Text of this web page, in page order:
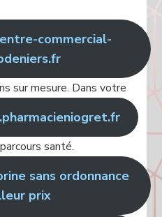
commercial-
sur mesure. Dans votre
santé.
sans ordonnance
prix